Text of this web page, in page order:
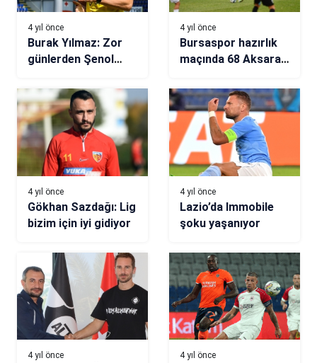
4 yıl önce
Burak Yılmaz: Zor
günlerden Şenol
4 yıl önce
Bursaspor hazırlık
maçında 68 Aksaray
yendi
4 yıl önce
Gökhan Sazdağı: Lig
bizim için iyi gidiyor
4 yıl önce
Lazio’da Immobile
şoku yaşanıyor
4 yıl önce 4 yıl önce